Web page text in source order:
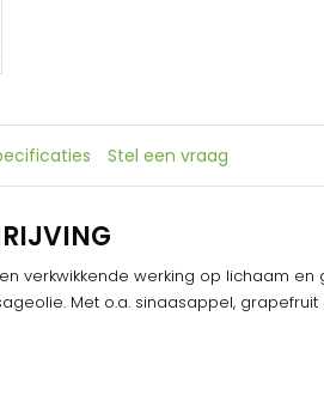
Stel een vraag
verkwikkende werking op lichaam en
Met o.a. sinaasappel,